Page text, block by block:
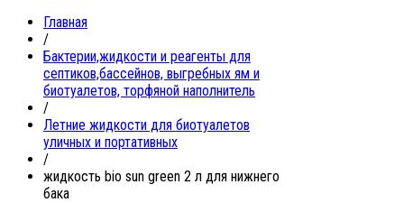
Главная
/
Бактерии,жидкости и реагенты для
септиков,бассейнов, выгребных ям и
биотуалетов, торфяной наполнитель
/
Летние жидкости для биотуалетов
уличных и портативных
/
жидкость bio sun green 2 л для нижнего
бака